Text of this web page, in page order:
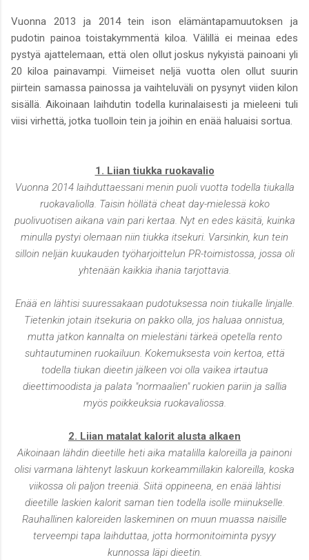
Vuonna 2013 ja 2014 tein ison elämäntapamuutoksen ja
pudotin painoa toistakymmentä kiloa. Välillä ei meinaa edes
pystyä ajattelemaan, että olen ollut joskus nykyistä painoani yli
20 kiloa painavampi. Viimeiset neljä vuotta olen ollut suurin
piirtein samassa painossa ja vaihteluväli on pysynyt viiden kilon
sisällä. Aikoinaan laihdutin todella kurinalaisesti ja mieleeni tuli
viisi virhettä, jotka tuolloin tein ja joihin en enää haluaisi sortua.
1. Liian tiukka ruokavalio
Vuonna 2014 laihduttaessani menin puoli vuotta todella tiukalla
ruokavaliolla. Taisin höllätä cheat day-mielessä koko
puolivuotisen aikana vain pari kertaa. Nyt en edes käsitä, kuinka
minulla pystyi olemaan niin tiukka itsekuri. Varsinkin, kun tein
silloin neljän kuukauden työharjoittelun PR-toimistossa, jossa oli
yhtenään kaikkia ihania tarjottavia.
Enää en lähtisi suuressakaan pudotuksessa noin tiukalle linjalle.
Tietenkin jotain itsekuria on pakko olla, jos haluaa onnistua,
mutta jatkon kannalta on mielestäni tärkeä opetella rento
suhtautuminen ruokailuun. Kokemuksesta voin kertoa, että
todella tiukan dieetin jälkeen voi olla vaikea irtautua
dieettimoodista ja palata "normaalien" ruokien pariin ja sallia
myös poikkeuksia ruokavaliossa.
2. Liian matalat kalorit alusta alkaen
Aikoinaan lähdin dieetille heti aika matalilla kaloreilla ja painoni
olisi varmana lähtenyt laskuun korkeammillakin kaloreilla, koska
viikossa oli paljon treeniä. Siitä oppineena, en enää lähtisi
dieetille laskien kalorit saman tien todella isolle miinukselle.
Rauhallinen kaloreiden laskeminen on muun muassa naisille
terveempi tapa laihduttaa, jotta hormonitoiminta pysyy
kunnossa läpi dieetin.